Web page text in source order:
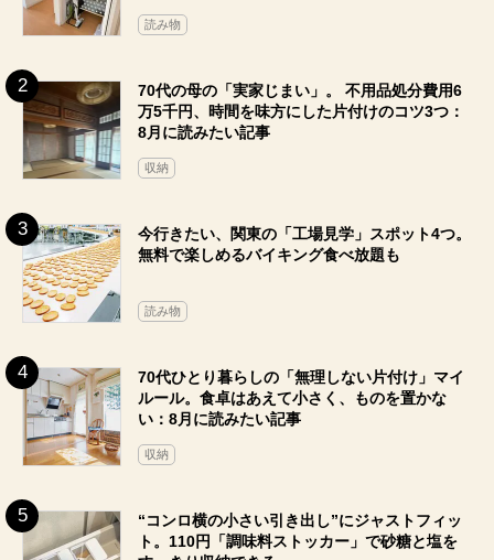
読み物
70代の母の「実家じまい」。 不用品処分費用6
万5千円、時間を味方にした片付けのコツ3つ：
8月に読みたい記事
収納
今行きたい、関東の「工場見学」スポット4つ。
無料で楽しめるバイキング食べ放題も
読み物
70代ひとり暮らしの「無理しない片付け」マイ
ルール。食卓はあえて小さく、ものを置かな
い：8月に読みたい記事
収納
“コンロ横の小さい引き出し”にジャストフィッ
ト。110円「調味料ストッカー」で砂糖と塩を